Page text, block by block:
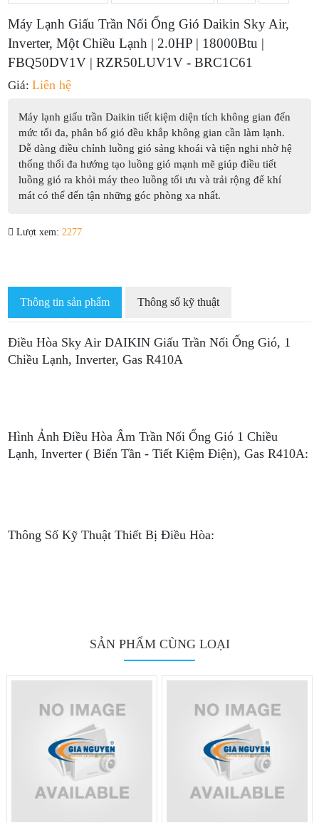
Máy Lạnh Giấu Trần Nối Ống Gió Daikin Sky Air,
Inverter, Một Chiều Lạnh | 2.0HP | 18000Btu |
FBQ50DV1V | RZR50LUV1V - BRC1C61
Giá: Liên hệ
Máy lạnh giấu trần Daikin tiết kiệm diện tích không gian đến
mức tối đa, phân bố gió đều khắp không gian cần làm lạnh.
Dễ dàng điều chỉnh luồng gió sảng khoái và tiện nghi nhờ hệ
thống thổi đa hướng tạo luồng gió mạnh mẽ giúp điều tiết
luồng gió ra khỏi máy theo luồng tối ưu và trải rộng để khí
mát có thể đến tận những góc phòng xa nhất.
Lượt xem:2277
Thông tin sản phẩm Thông số kỹ thuật
Điều Hòa Sky Air DAIKIN Giấu Trần Nối Ống Gió, 1
Chiều Lạnh, Inverter, Gas R410A
Hình Ảnh Điều Hòa Âm Trần Nối Ống Gió 1 Chiều
Lạnh, Inverter ( Biến Tần - Tiết Kiệm Điện), Gas R410A:
Thông Số Kỹ Thuật Thiết Bị Điều Hòa:
SẢN PHẨM CÙNG LOẠI